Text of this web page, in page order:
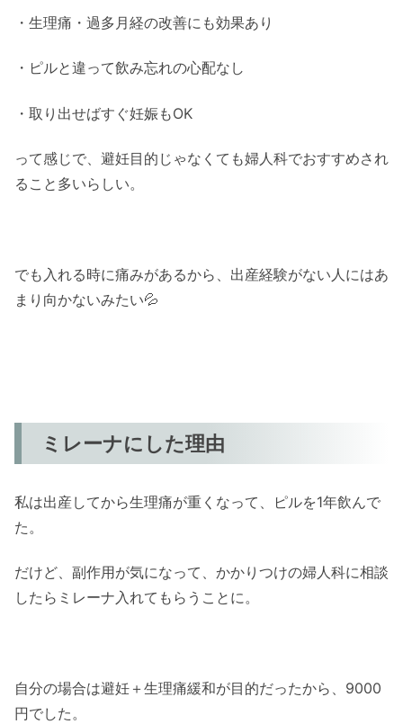
・生理痛・過多月経の改善にも効果あり
・ピルと違って飲み忘れの心配なし
・取り出せばすぐ妊娠もOK
って感じで、避妊目的じゃなくても婦人科でおすすめされ
ること多いらしい。
でも入れる時に痛みがあるから、出産経験がない人にはあ
まり向かないみたい💦
ミレーナにした理由
私は出産してから生理痛が重くなって、ピルを1年飲んで
た。
だけど、副作用が気になって、かかりつけの婦人科に相談
したらミレーナ入れてもらうことに。
自分の場合は避妊＋生理痛緩和が目的だったから、9000
円でした。